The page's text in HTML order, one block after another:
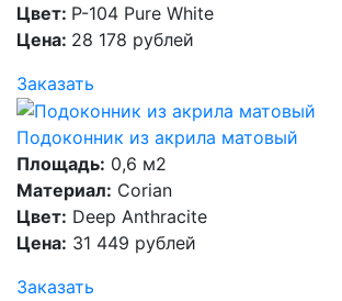
Цвет: P-104 Pure White
Цена: 28 178 рублей
Заказать
Подоконник из акрила матовый
Площадь: 0,6 м2
Материал: Corian
Цвет: Deep Anthracite
Цена: 31 449 рублей
Заказать